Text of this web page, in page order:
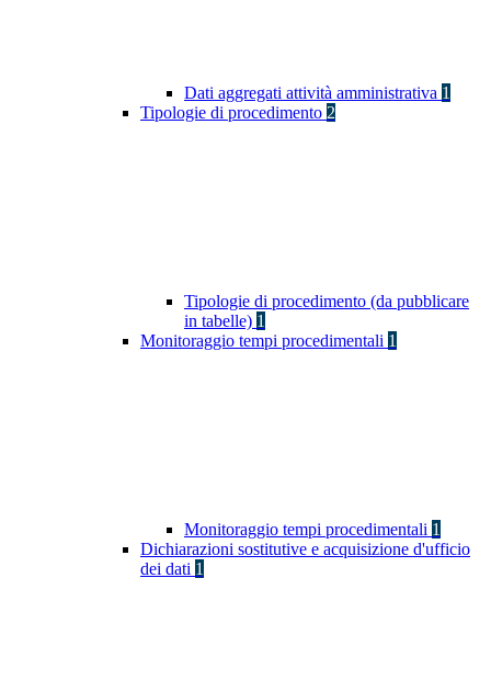
Dati aggregati attività amministrativa 1
Tipologie di procedimento 2
Tipologie di procedimento (da pubblicare
in tabelle) 1
Monitoraggio tempi procedimentali 1
Monitoraggio tempi procedimentali 1
Dichiarazioni sostitutive e acquisizione d'ufficio
dei dati 1